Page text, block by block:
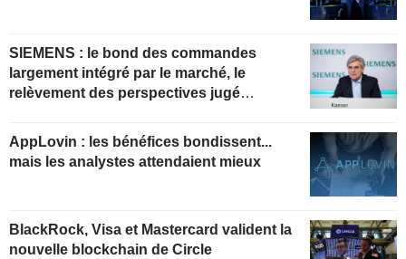
SIEMENS : le bond des commandes
largement intégré par le marché, le
relèvement des perspectives jugé
actuelles
AppLovin : les bénéfices bondissent...
mais les analystes attendaient mieux
BlackRock, Visa et Mastercard valident la
nouvelle blockchain de Circle